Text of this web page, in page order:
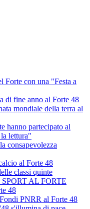
Forte con una "Festa a
di fine anno al Forte 48
mondiale della terra al
hanno partecipato al
lettura"
consapevolezza
al Forte 48
classi quinte
AL FORTE
48
PNRR al Forte 48